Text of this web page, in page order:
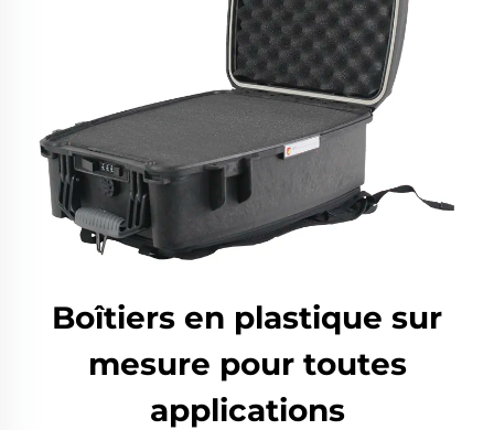
Boîtiers en plastique sur
mesure pour toutes
applications